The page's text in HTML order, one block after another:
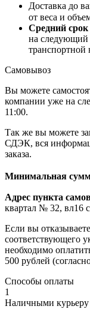
Доставка до
от веса и
Средний срок
на следующий
транспортной
Самовывоз
Вы можете
компании уже на
11:00.
Так же вы можете
СДЭК, вся
заказа.
Минимальная
Адрес пункта
квартал № 32, вл16
Если вы
соответствующего
необходимо
500 рублей
Способы оплаты
1
Наличными курьеру